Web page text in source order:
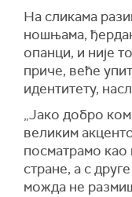
На сликама
ношњама,
опанци, и није
приче, веће
идентитету,
„Јако добро
великим
посматрамо као
стране, а с
можда не